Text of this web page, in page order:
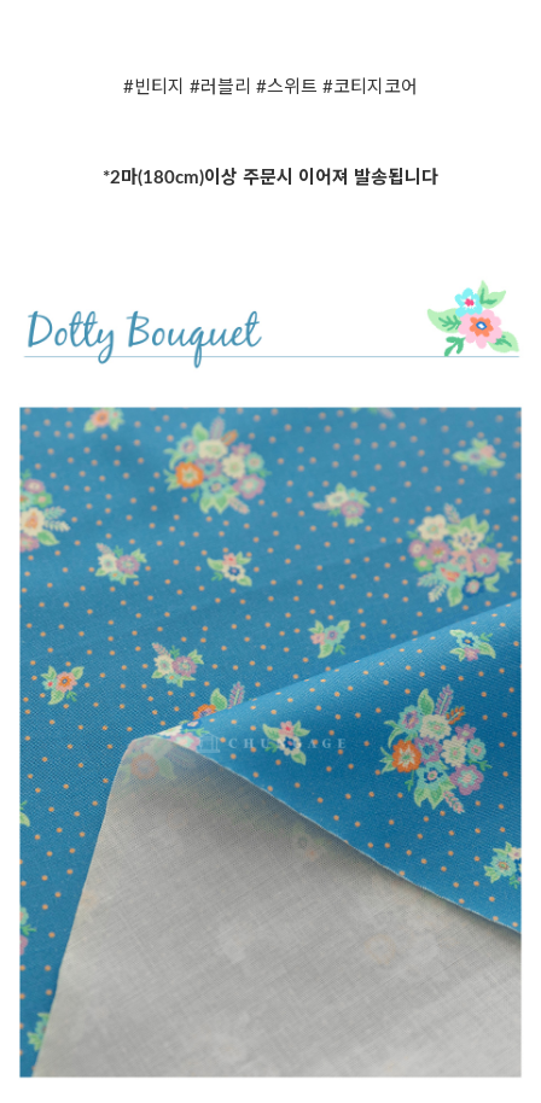
#빈티지 #러블리 #스위트 #코티지코어
*2마(180cm)이상 주문시 이어져 발송됩니다